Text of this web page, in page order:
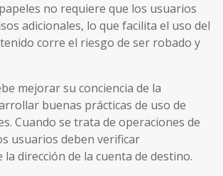
no requiere que los usuarios
adicionales, lo que facilita el uso del
corre el riesgo de ser robado y
mejorar su conciencia de la
buenas prácticas de uso de
Cuando se trata de operaciones de
usuarios deben verificar
la dirección de la cuenta de destino.